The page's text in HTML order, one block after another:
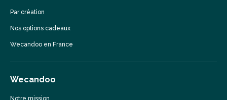
Par création
Nos options cadeaux
Wecandoo en France
Wecandoo
Notre mission